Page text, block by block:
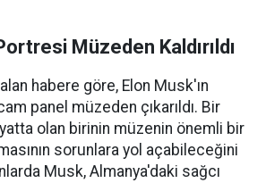
Müzeden Kaldırıldı
habere göre, Elon Musk'ın
panel müzeden çıkarıldı. Bir
olan birinin müzenin önemli bir
sorunlara yol açabileceğini
Musk, Almanya'daki sağcı